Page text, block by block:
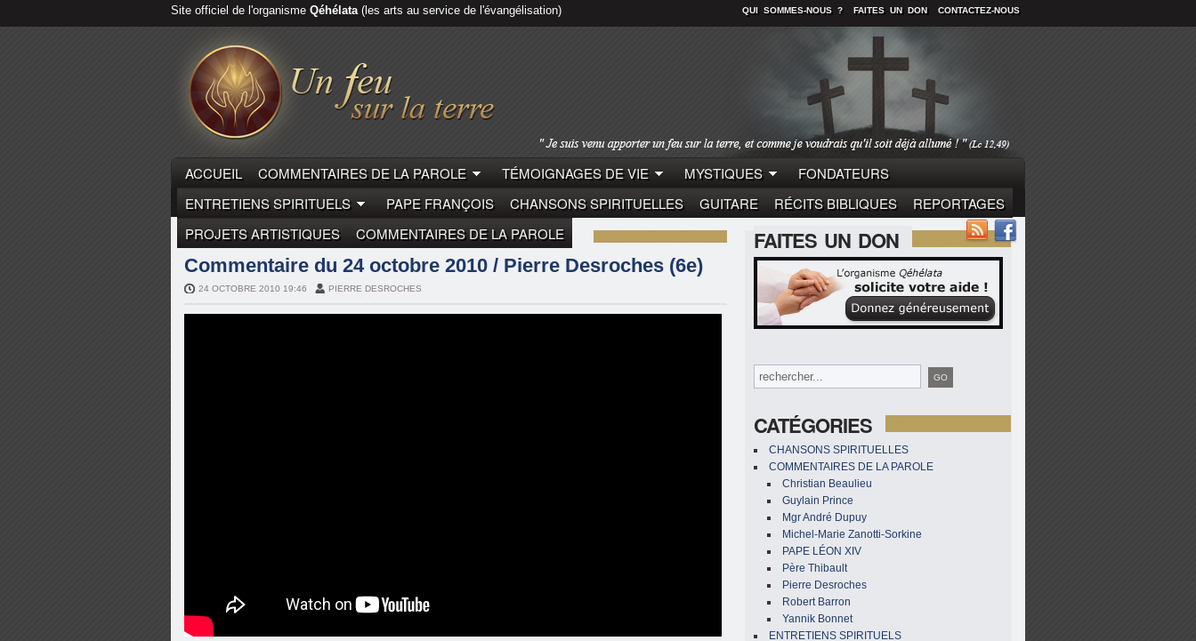
Site officiel de l'organisme Qéhélata(les arts au service de l'évangélisation) QUI SOMMES-NOUS ? FAITES UN DON CONTACTEZ-NOUS
ACCUEIL COMMENTAIRES DE LA PAROLE TÉMOIGNAGES DE VIE MYSTIQUES
FONDATEURS
ENTRETIENS SPIRITUELS
PAPE FRANÇOIS CHANSONS SPIRITUELLES GUITARE RÉCITS BIBLIQUES
REPORTAGES
PROJETS ARTISTIQUES
COMMENTAIRES DE LA PAROLE FAITES UN DON
CATÉGORIES
CHANSONS SPIRITUELLES
COMMENTAIRES DE LA PAROLE
Christian Beaulieu
Guylain Prince
Mgr André Dupuy
Michel-Marie Zanotti-Sorkine
PAPE LÉON XIV
Père Thibault
Pierre Desroches
Robert Barron
Yannik Bonnet
ENTRETIENS SPIRITUELS
COMMENTAIRES DE LA PAROLE PIERRE DESROCHES
Commentaire du 24 octobre 2010 / Pierre Desroches (6e)
24 OCTOBRE 2010 19:46 PIERRE DESROCHES